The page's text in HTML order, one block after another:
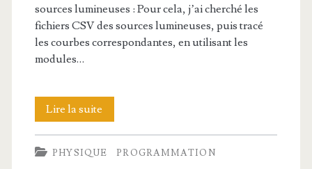
sources lumineuses : Pour cela, j’ai cherché les
fichiers CSV des sources lumineuses, puis tracé
les courbes correspondantes, en utilisant les
modules…
Lire la suite
de
sources
PHYSIQUE PROGRAMMATION